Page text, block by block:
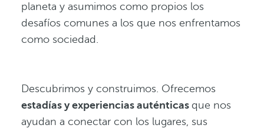
planeta y asumimos como propios los
desafíos comunes a los que nos enfrentamos
como sociedad.
Descubrimos y construimos. Ofrecemos
estadías y experiencias auténticas que nos
ayudan a conectar con los lugares, sus